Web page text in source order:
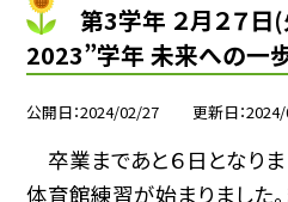
第3学年 ２月２７日
2023”学年 未来への一
公開日 2024/02/27 更新日
卒業まであと６日となり
体育館練習が始まりました